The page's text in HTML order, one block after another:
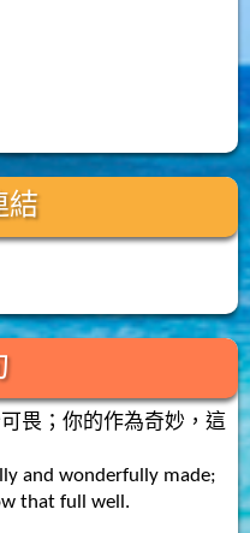
結
畏；你的作為奇妙，這
and wonderfully made;
that full well.